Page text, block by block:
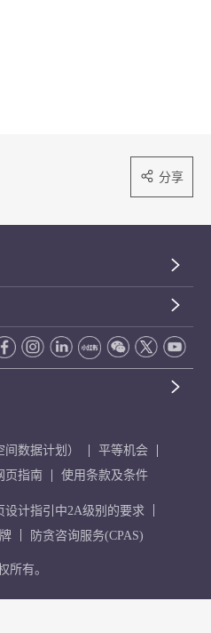
分享
数据计划）
平等机会
页指南 使用条款及条件
计指引中2A级别的要求
防贪咨询服务(CPAS)
所有。